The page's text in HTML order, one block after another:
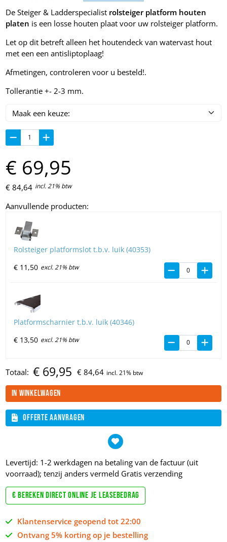
De Steiger & Ladderspecialist rolsteiger platform houten
platen is een losse houten plaat voor uw rolsteiger platform.
Let op dit betreft alleen het houtendeck van watervast hout
met een een antisliptoplaag!
Afmetingen, controleren voor u besteld!.
Tollerantie +- 2-3 mm.
€84,64 incl. 21% btw
€ 69,95
Aanvullende producten:
Rolsteiger platformslot t.b.v. luik (40353)
€ 11,50 excl. 21% btw
Platformscharnier t.b.v. luik (40346)
€ 13,50 excl. 21% btw
Totaal: € 84,64
€ 69,95
In winkelwagen
Offerte aanvragen
Levertijd: 1-2 werkdagen na betaling van de factuur (uit
voorraad); tenzij anders vermeld Gratis verzending
€ Bereken direct online je leasebedrag
Klantenservice geopend tot 22:00
Ontvang 5% korting op je bestelling